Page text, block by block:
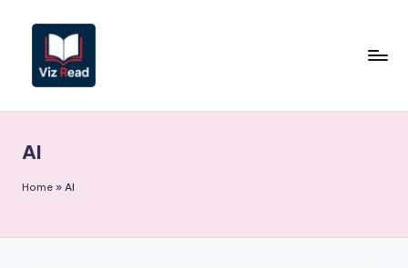
content
R
e
AI
Home » AI